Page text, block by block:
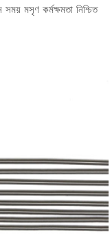
মসৃণ কর্মক্ষমতা নিশ্চিত